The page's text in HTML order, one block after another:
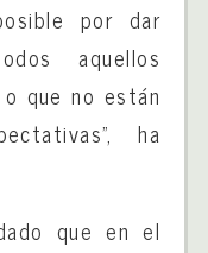
por dar
aquellos
que no están
ha
que en el